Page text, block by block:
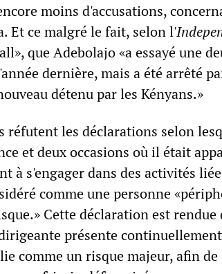
moins d'accusations,
Et ce malgré le fait, selon l'
que Adebolajo «a essayé une
dernière, mais a été arrêté
détenu par les Kényans.»
réfutent les déclarations selon
et deux occasions où il était
à s'engager dans des activités
comme une personne
Cette déclaration est rendue
présente
comme un risque majeur, afin